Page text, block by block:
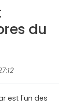
du
est l'un des